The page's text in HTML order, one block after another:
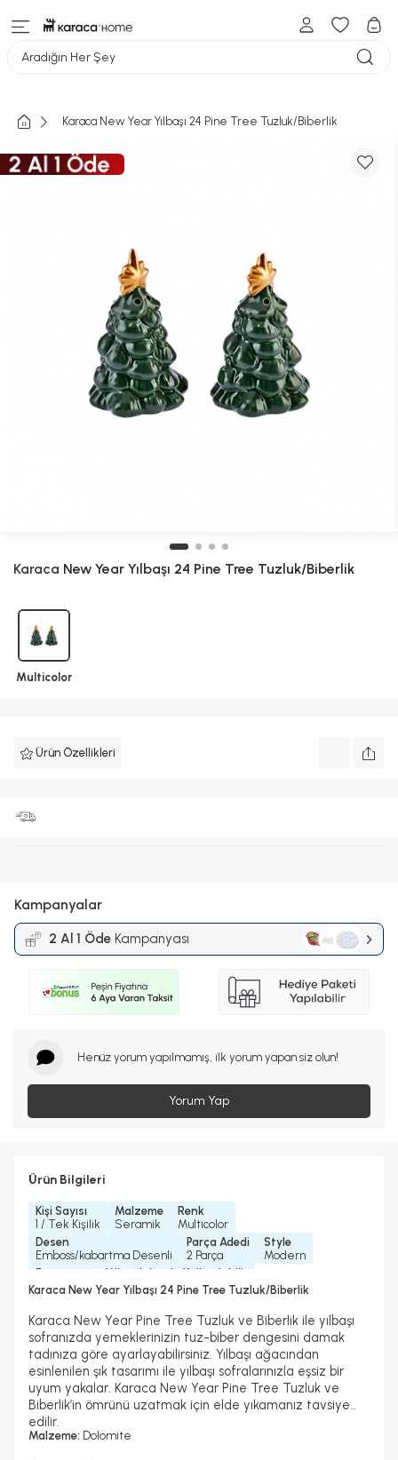
Aradığın Her Şey
Karaca New Year Yılbaşı 24 Pine Tree Tuzluk/Biberlik
Karaca New Year Yılbaşı 24 Pine Tree Tuzluk/Biberlik
Multicolor
Ürün Özellikleri
Kampanyalar
2 Al 1 Öde Kampanyası
Henüz yorum yapılmamış, ilk yorum yapan siz olun!
Yorum Yap
Ürün Bilgileri
Kişi Sayısı
1 / Tek Kişilik
Malzeme
Seramik
Renk
Multicolor
Desen
Emboss/kabartma Desenli
Parça Adedi
2 Parça
Style
Modern
Form
Özel Form
Mikrodalgada Kullanılabilir
Hayır
Bulaşık Makinesinde Yıkanılabilir
New Year Koleksiyonu
Garanti Yılı
2 Yıl
Karaca New Year Yılbaşı 24 Pine Tree Tuzluk/Biberlik
Karaca New Year Pine Tree Tuzluk ve Biberlik ile yılbaşı
sofranızda yemeklerinizin tuz-biber dengesini damak
tadınıza göre ayarlayabilirsiniz. Yılbaşı ağacından
esinlenilen şık tasarımı ile yılbaşı sofralarınızla eşsiz bir
uyum yakalar. Karaca New Year Pine Tree Tuzluk ve
Biberlik’in ömrünü uzatmak için elde yıkamanız tavsiye
edilir.
Malzeme: Dolomite